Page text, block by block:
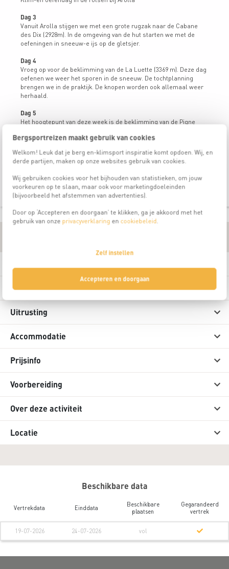
Bergsportreizen maakt gebruik van cookies
Welkom! Leuk dat je berg en-klimsport inspiratie komt opdoen. Wij, en
derde partijen, maken op onze websites gebruik van cookies.
Wij gebruiken cookies voor het bijhouden van statistieken, om jouw
voorkeuren op te slaan, maar ook voor marketingdoeleinden
(bijvoorbeeld het afstemmen van advertenties).
Door op ‘Accepteren en doorgaan’ te klikken, ga je akkoord met het
gebruik van onze privacyverklaring en cookiebeleid.
Zelf instellen
Accepteren en doorgaan
Dag 3
Vanuit Arolla stijgen we met een grote rugzak naar de Cabane
des Dix (2928m). In de omgeving van de hut starten we met de
oefeningen in sneeuw-e ijs op de gletsjer.
Dag 4
Vroeg op voor de beklimming van de La Luette (3369 m). Deze dag
oefenen we weer het sporen in de sneeuw. De tochtplanning
brengen we in de praktijk. De knopen worden ook allemaal weer
herhaald.
Dag 5
Het hoogtepunt van deze week is de beklimming van de Pigne
afdalen naar de Cabane de Vignettes.
Dag 6
Voordat we afdalen naar het dal staan er eerst nog een paar
oefeningen op het programma.
Reisleiding
Uitrusting
Accommodatie
Prijsinfo
Voorbereiding
Over deze activiteit
Locatie
Beschikbare data
Vertrekdata Einddata
Beschikbare
plaatsen
Gegarandeerd
vertrek
19-07-2026 24-07-2026 vol